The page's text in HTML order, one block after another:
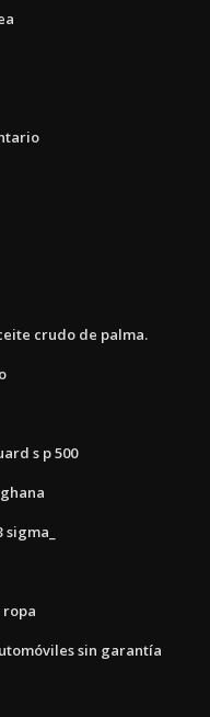
crudo de palma.
s p 500
ropa
sin garantía